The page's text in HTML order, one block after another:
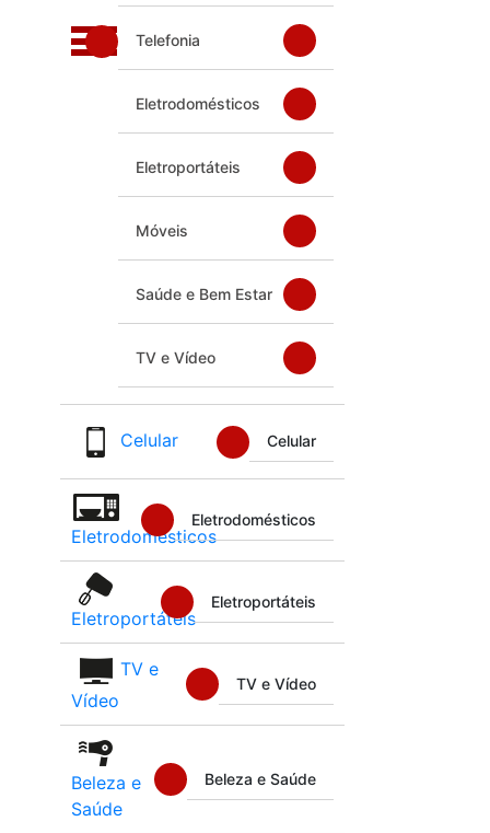
Telefonia
Eletrodomésticos
Eletroportáteis
Móveis
Saúde e Bem Estar
TV e Vídeo
Celular Celular
Eletrodomésticos
Eletrodomésticos
Eletroportáteis
Eletroportáteis
TV e
Vídeo
TV e Vídeo
Beleza e
Saúde
Beleza e Saúde